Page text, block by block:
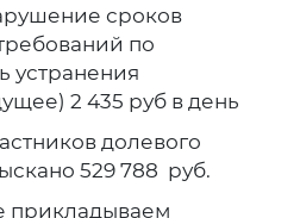
сроков
по
устранения
2 435 руб в день
долевого
529 788 руб.
прикладываем